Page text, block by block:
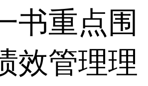
书重点围
效管理理